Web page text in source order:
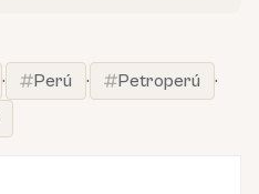
· Perú · Petroperú
·